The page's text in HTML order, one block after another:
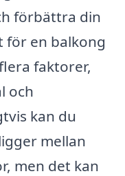
förbättra din
för en balkong
faktorer,
och
kan du
mellan
men det kan